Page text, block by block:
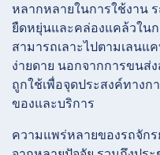
หลากหลายในการใช้งาน
ยืดหยุ่นและคล่องแคล้วใน
สามารถเลาะไปตามเลนแ
ง่ายดาย นอกจากการขนส่
ถูกใช้เพื่อจุดประสงค์ทาง
ของและบริการ
ความแพร่หลายของรถจัก